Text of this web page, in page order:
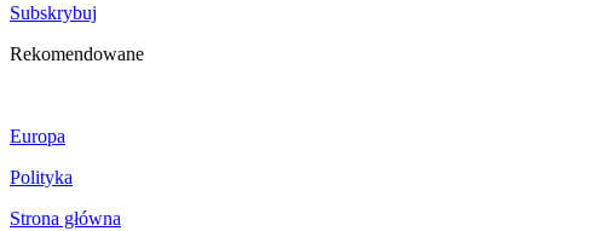
Subskrybuj
Rekomendowane
Europa
Polityka
Strona główna